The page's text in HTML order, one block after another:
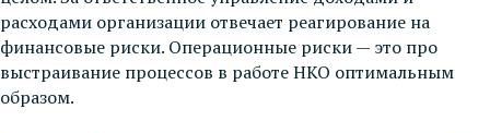
расходами организации отвечает реагирование на
финансовые риски. Операционные риски — это про
выстраивание процессов в работе НКО оптимальным
образом.